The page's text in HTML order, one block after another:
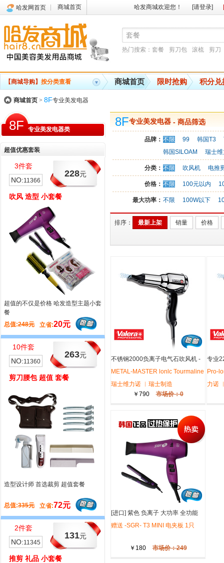
哈发网首页 商城首页 哈发商城欢迎您！ [请登录]
热门搜索： 套餐 剪刀包 滚梳 剪刀
【商城导购】 按分类查看 商城首页 限时抢购 积分兑
商城首页 > 8F专业美发电器
8F 专业美发电器类
超值优惠套装
3件套
NO:11366
228元
吹风 造型 小套餐
超值的不仅是价格 哈发造型主题小套
餐
总值:248元 立省:20元
10件套
NO:11360
263元
剪刀腰包 超值 套餐
造型设计师 首选裁剪 超值套餐
总值:335元 立省:72元
2件套
NO:11345
131元
推剪 礼品 小套餐
11373
225元
造型吹风手 全能 中套餐
超值的不仅是价格 是用心的理解与体
71元
NO:11368
101元
超值的不仅是价格 哈发造型主题小套
12元
3件套
8F专业美发电器 - 商品筛选
品牌： 不限 99 韩国T3
韩国SILOAM
瑞士
分类： 不限 吹风机 电推
价格： 不限 100元以内
最大功率： 不限 100W以下
排序： 最新上架 销量 价格
不锈钢2000负离子电气石吹风机 -
瑞士维力诺-
METAL-MASTER lonlc Tourmaline
瑞士维力诺 ︱瑞士制造
￥790
市场价：0
专业
-瑞士
Pro-
力诺
[进口] 紫色 负离子 大功率 全功能
T3 电吹风 -SGR- 韩国
赠送 -SGR- T3 MINI 电夹板 1只
￥180 市场价：249